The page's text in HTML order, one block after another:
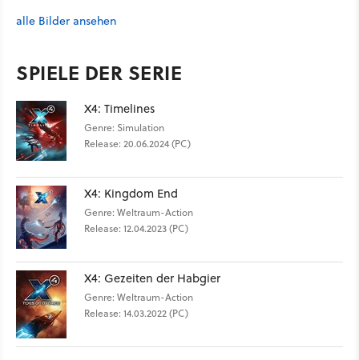
alle Bilder ansehen
SPIELE DER SERIE
X4: Timelines
Genre: Simulation
Release: 20.06.2024 (PC)
X4: Kingdom End
Genre: Weltraum-Action
Release: 12.04.2023 (PC)
X4: Gezeiten der Habgier
Genre: Weltraum-Action
Release: 14.03.2022 (PC)